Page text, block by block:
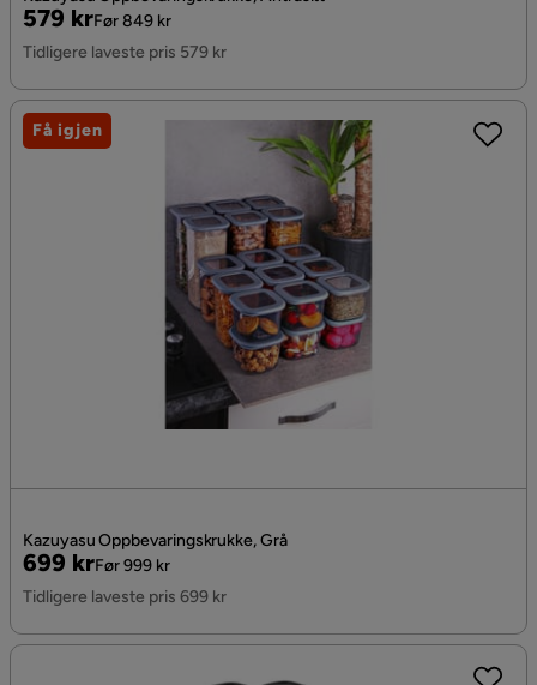
Pris
579 kr
Original
Pris
Før 849 kr
Tidligere laveste pris 579 kr
Kazuyasu Oppbevaringskrukke, Grå
Pris
699 kr
Original
Pris
Før 999 kr
Tidligere laveste pris 699 kr
Få igjen